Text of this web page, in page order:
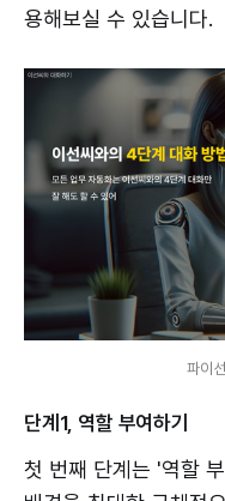
용해보실 수 있습니다.
파이
단계1, 역할 부여하기
첫 번째 단계는 '역할